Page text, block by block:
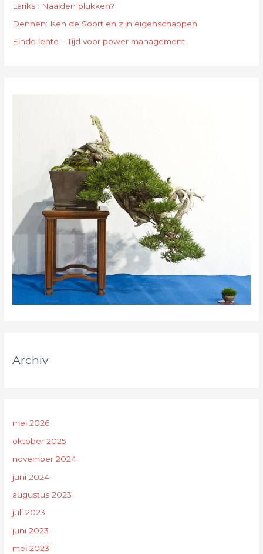
Lariks : Naalden plukken?
Dennen: Ken de Soort en zijn eigenschappen
Einde lente – Tijd voor power management
Archiv
mei 2026
oktober 2025
november 2024
juni 2024
augustus 2023
juli 2023
juni 2023
mei 2023